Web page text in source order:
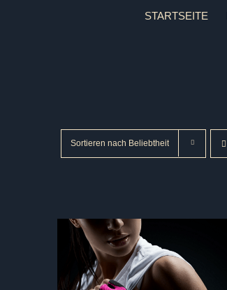
STARTSEITE
Sortieren nach Beliebtheit